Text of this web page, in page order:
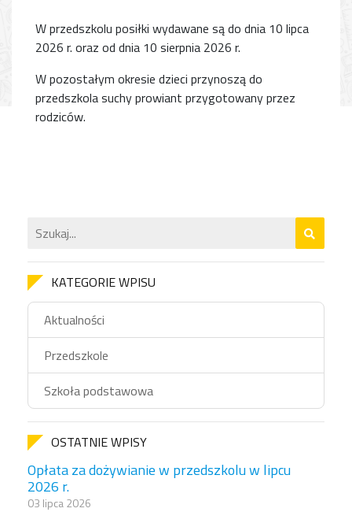
W przedszkolu posiłki wydawane są do dnia 10 lipca
2026 r. oraz od dnia 10 sierpnia 2026 r.
W pozostałym okresie dzieci przynoszą do
przedszkola suchy prowiant przygotowany przez
rodziców.
KATEGORIE WPISU
Aktualności
Przedszkole
Szkoła podstawowa
OSTATNIE WPISY
Opłata za dożywianie w przedszkolu w lipcu
2026 r.
03 lipca 2026